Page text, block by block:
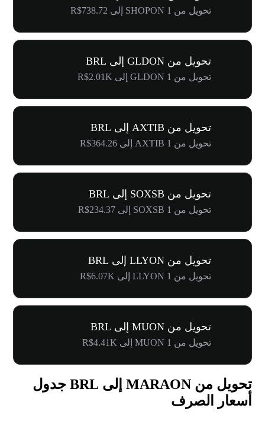
تحويل من 1 SHOPON إلى R$738.72
تحويل من GLDON إلى BRL
تحويل من 1 GLDON إلى R$2.01K
تحويل من AXTIB إلى BRL
تحويل من 1 AXTIB إلى R$364.26
تحويل من SOXSB إلى BRL
تحويل من 1 SOXSB إلى R$234.37
تحويل من LLYON إلى BRL
تحويل من 1 LLYON إلى R$6.07K
تحويل من MUON إلى BRL
تحويل من 1 MUON إلى R$4.41K
تحويل من MARAON إلى BRL جدول
أسعار الصرف